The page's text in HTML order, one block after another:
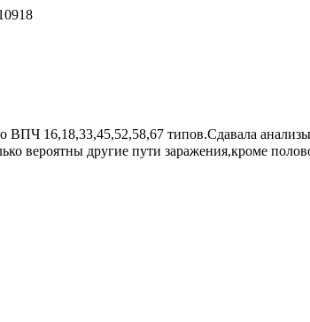
ВПЧ 16,18,33,45,52,58,67 типов.Сдавала
вероятны другие пути заражения,кроме